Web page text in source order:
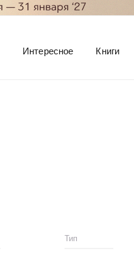
Интересное Книги
Тип